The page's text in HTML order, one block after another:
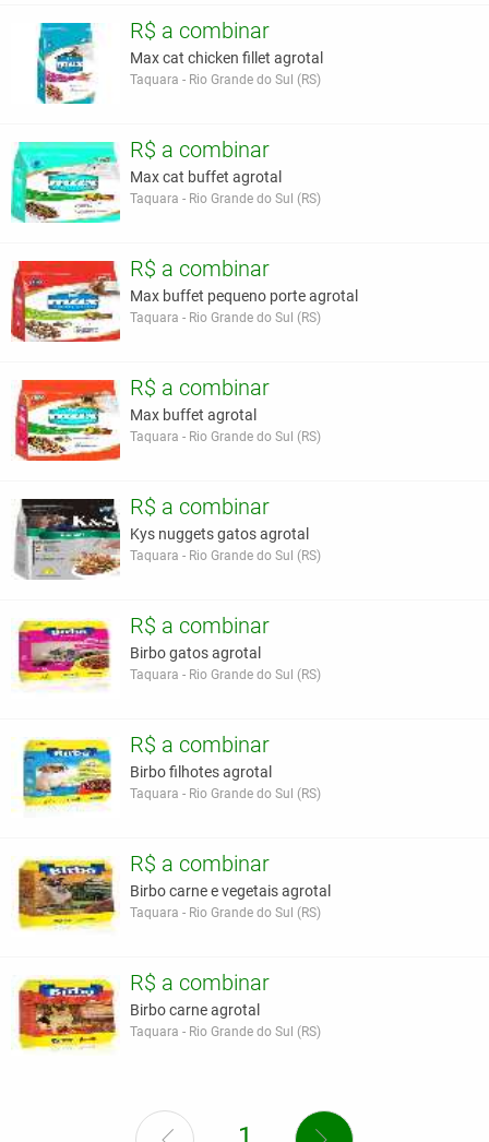
R$ a combinar
Max cat chicken fillet agrotal
Taquara - Rio Grande do Sul (RS)
R$ a combinar
Max cat buffet agrotal
Taquara - Rio Grande do Sul (RS)
R$ a combinar
Max buffet pequeno porte agrotal
Taquara - Rio Grande do Sul (RS)
R$ a combinar
Max buffet agrotal
Taquara - Rio Grande do Sul (RS)
R$ a combinar
Kys nuggets gatos agrotal
Taquara - Rio Grande do Sul (RS)
R$ a combinar
Birbo gatos agrotal
Taquara - Rio Grande do Sul (RS)
R$ a combinar
Birbo filhotes agrotal
Taquara - Rio Grande do Sul (RS)
R$ a combinar
Birbo carne e vegetais agrotal
Taquara - Rio Grande do Sul (RS)
R$ a combinar
Birbo carne agrotal
Taquara - Rio Grande do Sul (RS)